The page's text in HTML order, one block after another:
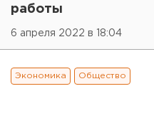
работы
6 апреля 2022 в 18:04
Экономика Общество